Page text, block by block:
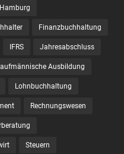
Finanzbuchhaltung
IFRS Jahresabschluss
Ausbildung
Lohnbuchhaltung
Rechnungswesen
Steuern